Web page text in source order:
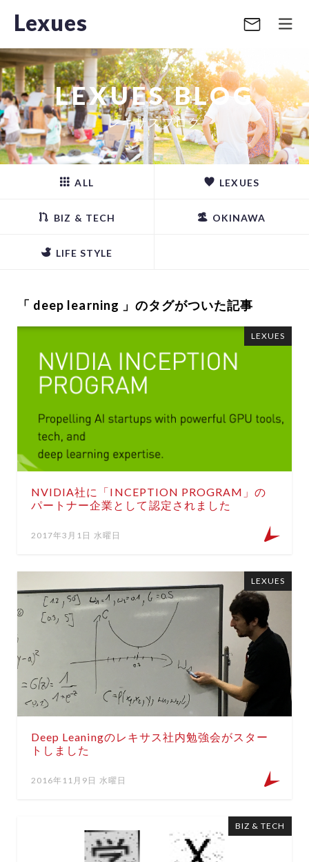
Lexues
LEXUES BLOG
レキサスブログ
ALL LEXUES
BIZ & TECH OKINAWA
LIFE STYLE
「 deep learning 」のタグがついた記事
NVIDIA社に「INCEPTION PROGRAM」の
パートナー企業として認定されました
2017年3月1日 水曜日
LEXUES
Deep Leaningのレキサス社内勉強会がスター
トしました
2016年11月9日 水曜日
LEXUES
BIZ & TECH